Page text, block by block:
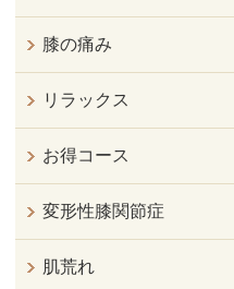
膝の痛み
リラックス
お得コース
変形性膝関節症
肌荒れ